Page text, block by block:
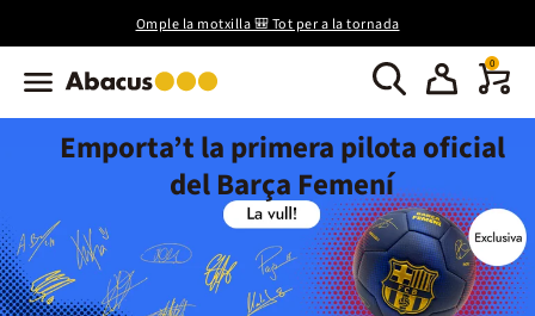
Omple la motxilla 🎒 Tot per a la tornada
0
Emporta’t la primera pilota oficial
del Barça Femení